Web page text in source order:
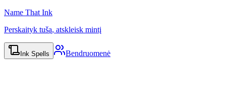
Name That Ink
Perskaityk tušą, atskleisk mintį
Ink Spells Bendruomenė